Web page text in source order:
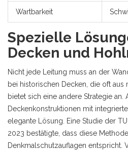
Wartbarkeit
Spezielle
Decken und
Nicht jede Leitung muss an der
bei historischen Decken, die oft aus
bietet sich eine andere Strategie an.
Deckenkonstruktionen mit
elegante Lösung. Eine Studie der
2023 bestätigte, dass diese
Denkmalschutzauflagen entspricht.